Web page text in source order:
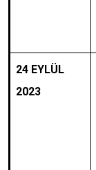
24 EYLÜL
2023